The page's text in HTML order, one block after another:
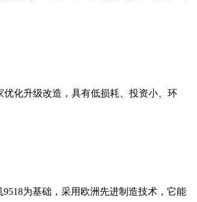
化升级改造，具有低损耗、投资小、环
为基础，采用欧洲先进制造技术，它能